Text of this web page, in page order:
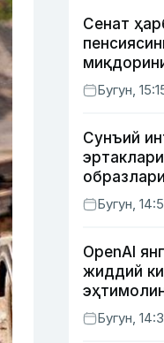
Сенат
оширишни
қонунни
Бугун,
Сунъий
Бугун,
OpenAI
жиддий
кучайтирди
Бугун,